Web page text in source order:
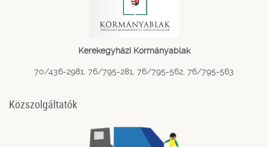
Kerekegyházi Kormányablak
70/436-2981, 76/795-281, 76/795-562, 76/795-563
Közszolgáltatók